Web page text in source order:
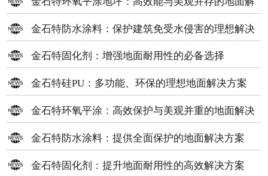
决方案
金石特防水涂料：保护建筑免受水侵害的理想解决
方案
金石特固化剂：增强地面耐用性的必备选择
金石特硅PU：多功能、环保的理想地面解决方案
金石特环氧平涂：高效保护与美观并重的地面解决
方案
金石特防水涂料：提供全面保护的地面解决方案
金石特固化剂：提升地面耐用性的高效解决方案